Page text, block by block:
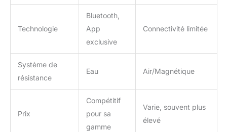
Technologie
Bluetooth,
App
exclusive
Connectivité limitée
Système de
résistance
Eau Air/Magnétique
Prix
Compétitif
pour sa
gamme
Varie, souvent plus
élevé